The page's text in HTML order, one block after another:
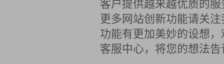
客户提供越来越优质的
更多网站创新功能请关
功能有更加美妙的设想
客服中心，将您的想法